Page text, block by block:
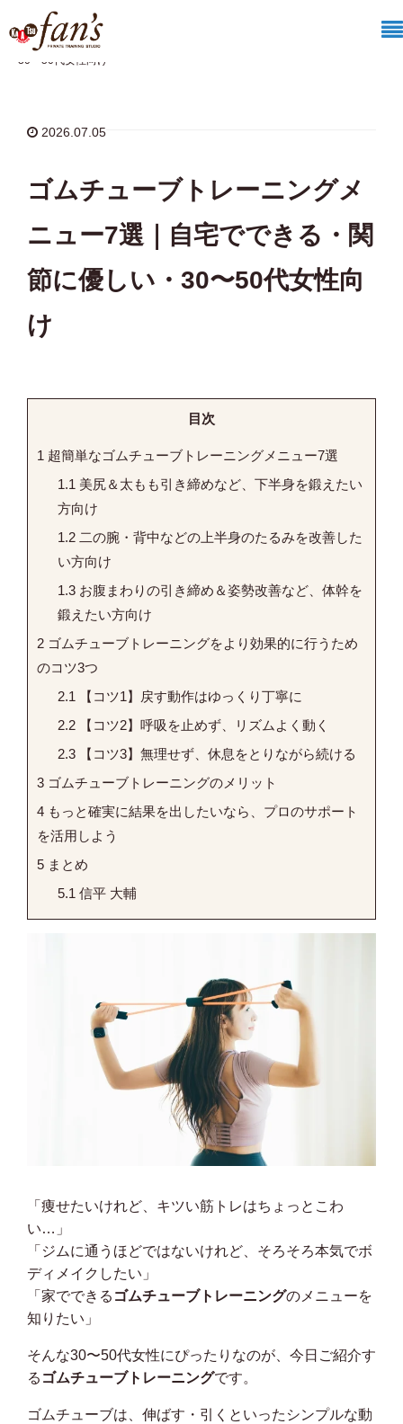
ホーム/ fan'sからのお知らせ
ゴムチューブトレーニングメニュー7選｜自宅でできる・関節に優しい・
30〜50代女性向け
2026.07.05
ゴムチューブトレーニングメ
ニュー7選｜自宅でできる・関
節に優しい・30〜50代女性向
け
目次
1 超簡単なゴムチューブトレーニングメニュー7選
1.1 美尻＆太もも引き締めなど、下半身を鍛えたい
方向け
1.2二の腕・背中などの上半身のたるみを改善した
い方向け
1.3お腹まわりの引き締め＆姿勢改善など、体幹を
鍛えたい方向け
2 ゴムチューブトレーニングをより効果的に行うため
のコツ3つ
2.1 【コツ1】戻す動作はゆっくり丁寧に
2.2【コツ2】呼吸を止めず、リズムよく動く
2.3【コツ3】無理せず、休息をとりながら続ける
3 ゴムチューブトレーニングのメリット
4 もっと確実に結果を出したいなら、プロのサポート
を活用しよう
5 まとめ
5.1 信平 大輔
「痩せたいけれど、キツい筋トレはちょっとこわ
い…」
「ジムに通うほどではないけれど、そろそろ本気でボ
ディメイクしたい」
「家でできる ゴムチューブトレーニングのメニューを
知りたい」
そんな30〜50代女性にぴったりなのが、今日ご紹介す
る ゴムチューブトレーニングです。
ゴムチューブは、伸ばす・引くといったシンプルな動